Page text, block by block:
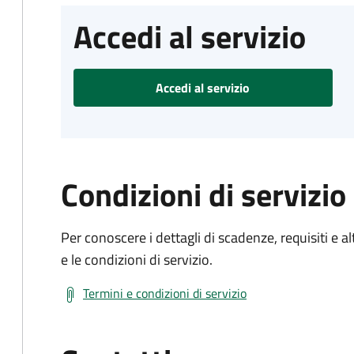
Accedi al servizio
Accedi al servizio
Condizioni di servizio
Per conoscere i dettagli di scadenze, requisiti e
e le condizioni di servizio.
Termini e condizioni di servizio